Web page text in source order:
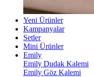
Yeni Ürünler
Kampanyalar
Setler
Mini Ürünler
Emily
Emily Dudak Kalemi
Emily Göz Kalemi